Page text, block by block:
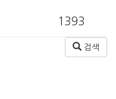
1393
검색